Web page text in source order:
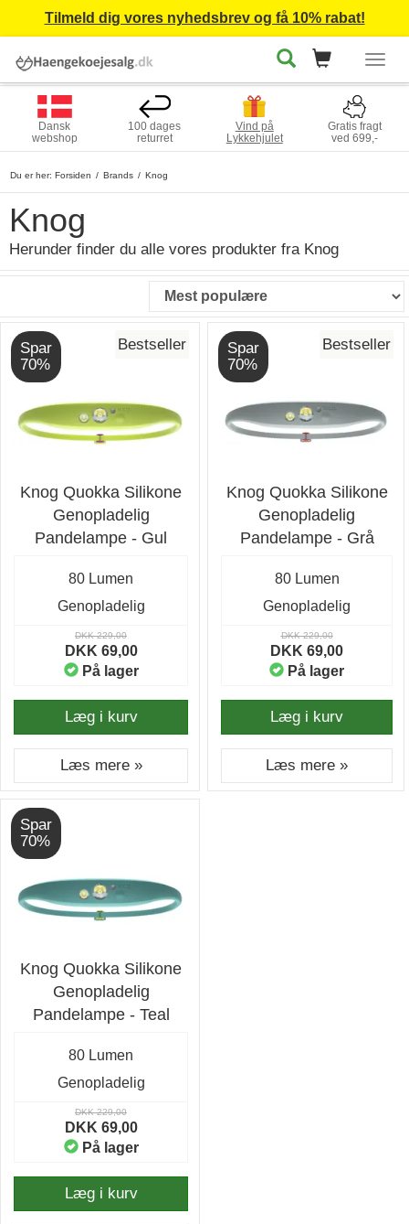
Tilmeld dig vores nyhedsbrev og få 10% rabat!
Dansk
webshop
100 dages
returret
Vind på
Lykkehjulet
Gratis fragt
ved 699,-
Du er her: Forsiden Brands Knog
Knog
Herunder finder du alle vores produkter fra Knog
Spar
70%
Bestseller
Knog Quokka Silikone
Genopladelig
Pandelampe - Gul
80 Lumen
Genopladelig
DKK 229,00
DKK 69,00
På lager
Læg i kurv
Læs mere »
Spar
70%
Bestseller
Knog Quokka Silikone
Genopladelig
Pandelampe - Grå
80 Lumen
Genopladelig
DKK 229,00
DKK 69,00
På lager
Læg i kurv
Læs mere »
Spar
70%
Knog Quokka Silikone
Genopladelig
Pandelampe - Teal
80 Lumen
Genopladelig
DKK 229,00
DKK 69,00
På lager
Læg i kurv